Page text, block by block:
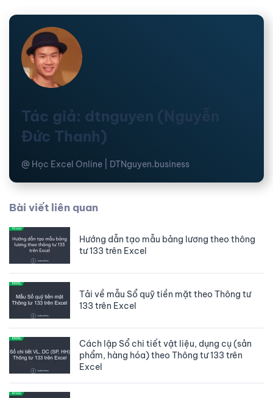
Tác giả: dtnguyen (Nguyễn
Đức Thanh)
@ Học Excel Online | DTNguyen.business
Bài viết liên quan
Hướng dẫn tạo mẫu bảng lương theo thông
tư 133 trên Excel
Tải về mẫu Sổ quỹ tiền mặt theo Thông tư
133 trên Excel
Cách lập Sổ chi tiết vật liệu, dụng cụ (sản
phẩm, hàng hóa) theo Thông tư 133 trên
Excel